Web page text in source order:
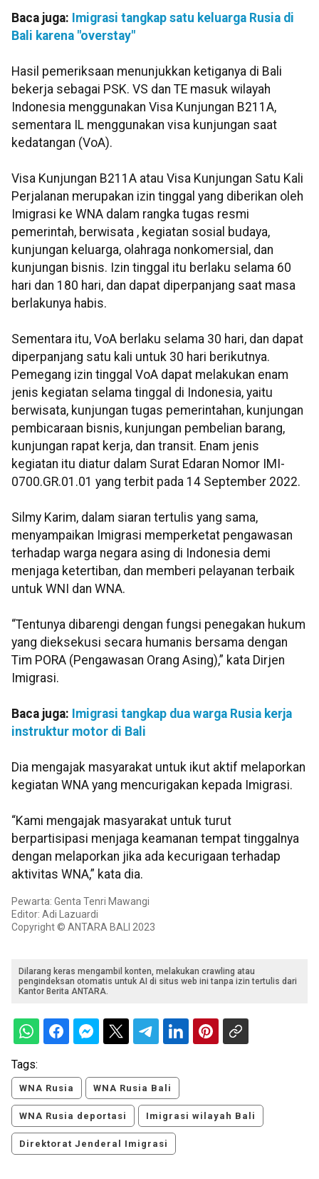
Baca juga: Imigrasi tangkap satu keluarga Rusia di
Bali karena "overstay"
Hasil pemeriksaan menunjukkan ketiganya di Bali
bekerja sebagai PSK. VS dan TE masuk wilayah
Indonesia menggunakan Visa Kunjungan B211A,
sementara IL menggunakan visa kunjungan saat
kedatangan (VoA).
Visa Kunjungan B211A atau Visa Kunjungan Satu Kali
Perjalanan merupakan izin tinggal yang diberikan oleh
Imigrasi ke WNA dalam rangka tugas resmi
pemerintah, berwisata , kegiatan sosial budaya,
kunjungan keluarga, olahraga nonkomersial, dan
kunjungan bisnis. Izin tinggal itu berlaku selama 60
hari dan 180 hari, dan dapat diperpanjang saat masa
berlakunya habis.
Sementara itu, VoA berlaku selama 30 hari, dan dapat
diperpanjang satu kali untuk 30 hari berikutnya.
Pemegang izin tinggal VoA dapat melakukan enam
jenis kegiatan selama tinggal di Indonesia, yaitu
berwisata, kunjungan tugas pemerintahan, kunjungan
pembicaraan bisnis, kunjungan pembelian barang,
kunjungan rapat kerja, dan transit. Enam jenis
kegiatan itu diatur dalam Surat Edaran Nomor IMI-
0700.GR.01.01 yang terbit pada 14 September 2022.
Silmy Karim, dalam siaran tertulis yang sama,
menyampaikan Imigrasi memperketat pengawasan
terhadap warga negara asing di Indonesia demi
menjaga ketertiban, dan memberi pelayanan terbaik
untuk WNI dan WNA.
“Tentunya dibarengi dengan fungsi penegakan hukum
yang dieksekusi secara humanis bersama dengan
Tim PORA (Pengawasan Orang Asing),” kata Dirjen
Imigrasi.
Baca juga: Imigrasi tangkap dua warga Rusia kerja
instruktur motor di Bali
Dia mengajak masyarakat untuk ikut aktif melaporkan
kegiatan WNA yang mencurigakan kepada Imigrasi.
“Kami mengajak masyarakat untuk turut
berpartisipasi menjaga keamanan tempat tinggalnya
dengan melaporkan jika ada kecurigaan terhadap
aktivitas WNA,” kata dia.
Pewarta: Genta Tenri Mawangi
Editor: Adi Lazuardi
Copyright © ANTARA BALI 2023
Dilarang keras mengambil konten, melakukan crawling atau
pengindeksan otomatis untuk AI di situs web ini tanpa izin tertulis dari
Kantor Berita ANTARA.
Tags:
WNA Rusia WNA Rusia Bali
WNA Rusia deportasi Imigrasi wilayah Bali
Direktorat Jenderal Imigrasi